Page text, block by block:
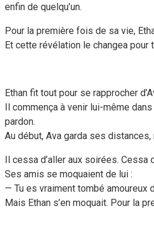
enfin de quelqu’un.
Pour la première fois de sa vie,
Et cette révélation le changea pour
Ethan fit tout pour se rapprocher
Il commença à venir lui-même
pardon.
Au début, Ava garda ses
Il cessa d’aller aux soirées.
Ses amis se moquaient de lui :
— Tu es vraiment tombé amoureux
Mais Ethan s’en moquait. Pour la